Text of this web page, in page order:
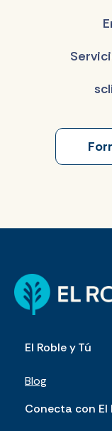
El Roble y Tú
Blog
Conecta con El